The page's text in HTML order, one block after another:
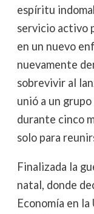
espíritu
servicio activo
en un nuevo
nuevamente
sobrevivir al
unió a un
durante cinco
solo para
Finalizada la
natal, donde
Economía en